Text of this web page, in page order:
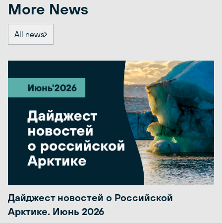
More News
All news
Дайджест новостей о Российской
Арктике. Июнь 2026